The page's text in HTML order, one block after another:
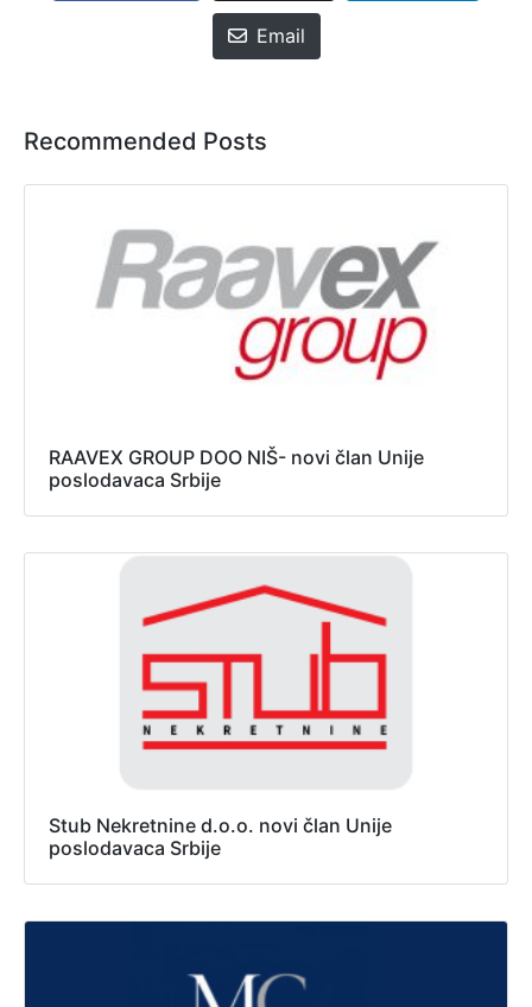
Email
Recommended Posts
RAAVEX GROUP DOO NIŠ- novi član Unije
poslodavaca Srbije
Stub Nekretnine d.o.o. novi član Unije
poslodavaca Srbije